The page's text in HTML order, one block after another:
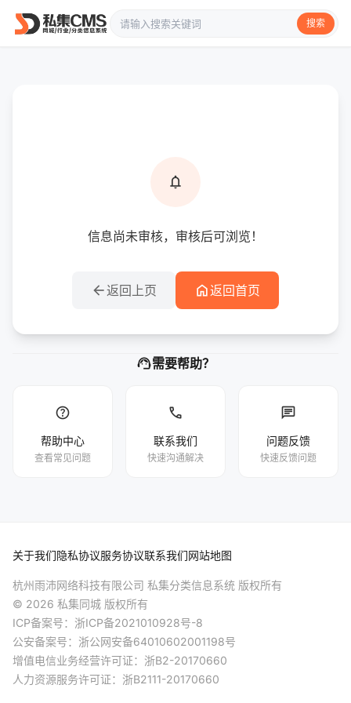
搜索
notifications
信息尚未审核，审核后可浏览！
arrow_back返回上页 home返回首页
support_agent需要帮助？
help
帮助中心
查看常见问题
phone
联系我们
快速沟通解决
chat
问题反馈
快速反馈问题
关于我们隐私协议服务协议联系我们网站地图
杭州雨沛网络科技有限公司 私集分类信息系统 版权所有
© 2026 私集同城 版权所有
ICP备案号： 浙ICP备2021010928号-8
公安备案号： 浙公网安备64010602001198号
增值电信业务经营许可证：浙B2-20170660
人力资源服务许可证：浙B2111-20170660